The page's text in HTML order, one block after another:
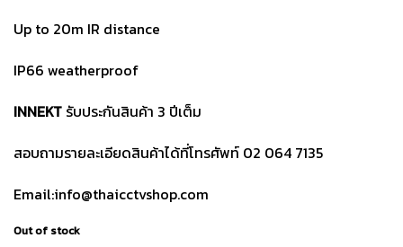
Up to 20m IR distance
IP66 weatherproof
INNEKT รับประกันสินค้า 3 ปีเต็ม
สอบถามรายละเอียดสินค้าได้ที่โทรศัพท์ 02 064 7135
Email:info@thaicctvshop.com
Out of stock